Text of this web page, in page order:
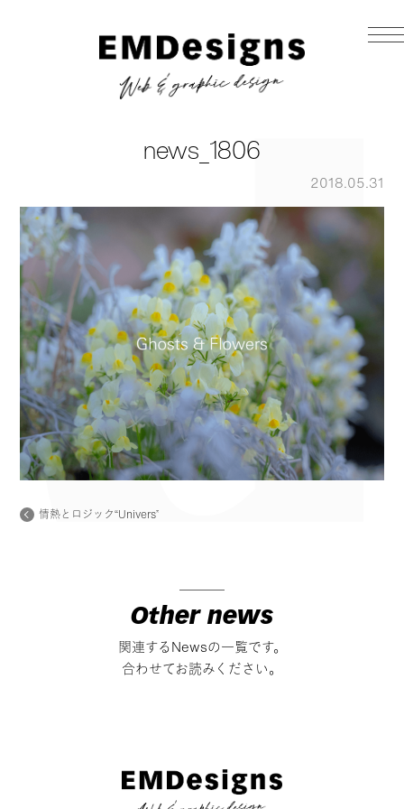
news_1806
2018.05.31
情熱とロジック“Univers”
Other news
関連するNewsの一覧です。
合わせてお読みください。